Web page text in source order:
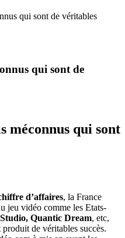
qui sont de véritables
qui sont de
méconnus qui sont
d’affaires, la France
jeu vidéo comme les Etats-
Quantic Dream, etc,
de véritables succès.